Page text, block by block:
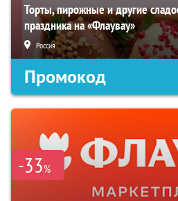
Торты, пирожные и другие
праздника на «Флаувау»
Россия
Промокод
-33%